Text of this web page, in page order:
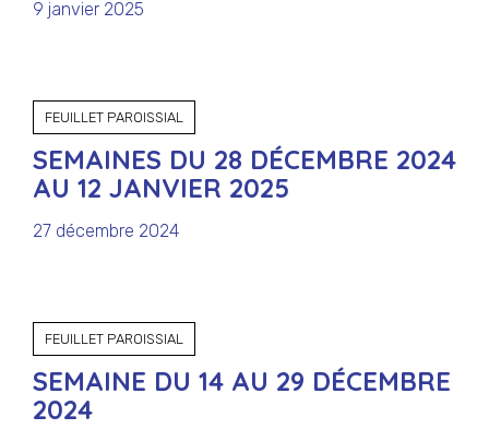
9 janvier 2025
FEUILLET PAROISSIAL
SEMAINES DU 28 DÉCEMBRE 2024
AU 12 JANVIER 2025
27 décembre 2024
FEUILLET PAROISSIAL
SEMAINE DU 14 AU 29 DÉCEMBRE
2024